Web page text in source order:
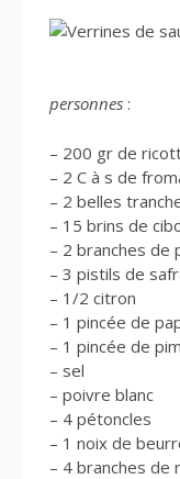
personnes :
– 200 gr de
– 2 C à s de
– 2 belles
– 15 brins de
– 2 branches de
– 3 pistils de
– 1/2 citron
– 1 pincée de
– 1 pincée de
– sel
– poivre blanc
– 4 pétoncles
– 1 noix de
– 4 branches de